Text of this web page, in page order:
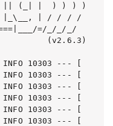
|| (_| |  ) ) ) )
| / / / /
=/_/_/_/
(v2.6.3)
INFO 10303 --- [
INFO 10303 --- [
INFO 10303 --- [
INFO 10303 --- [
INFO 10303 --- [
INFO 10303 --- [